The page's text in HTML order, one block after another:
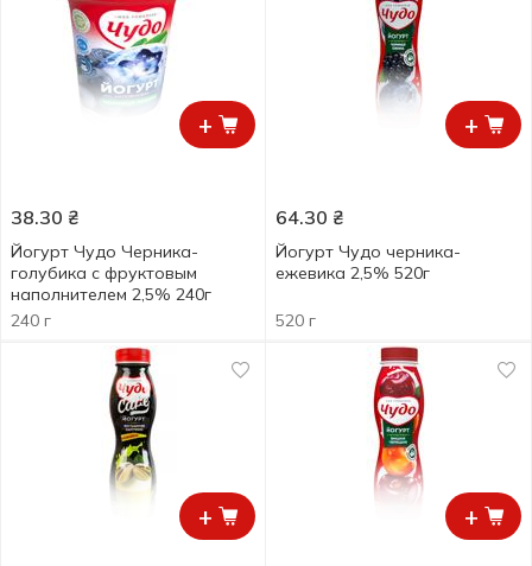
+
38.30 ₴
Йогурт Чудо Черника-
голубика с фруктовым
наполнителем 2,5% 240г
240 г
+
64.30 ₴
Йогурт Чудо черника-
ежевика 2,5% 520г
520 г
+ +